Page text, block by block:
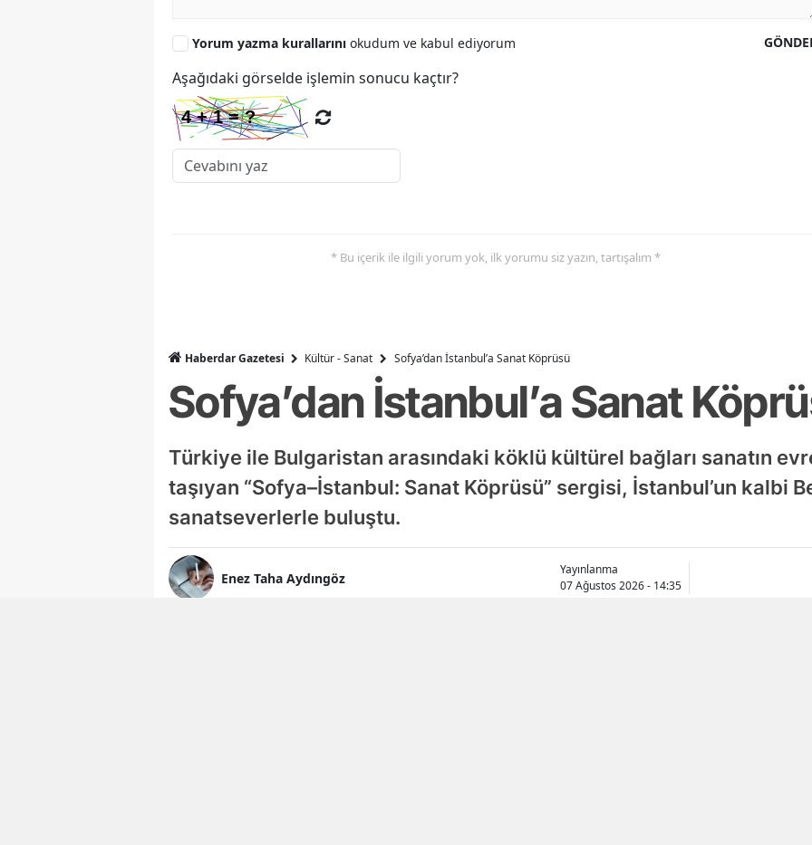
Yorum yazma kurallarını okudum ve kabul ediyorum
Aşağıdaki görselde işlemin sonucu kaçtır?
* Bu içerik ile ilgili yorum yok, ilk yorumu siz yazın, tartışalım *
Haberdar Gazetesi Kültür - Sanat Sofya’dan İstanbul’a Sanat Köprüsü
Sofya’dan İstanbul’a Sanat
Türkiye ile Bulgaristan arasındaki köklü kültürel bağları sanatın
taşıyan “Sofya–İstanbul: Sanat Köprüsü” sergisi, İstanbul’un kalbi
sanatseverlerle buluştu.
Enez Taha Aydıngöz
Yayınlanma
07 Ağustos 2026 - 14:35